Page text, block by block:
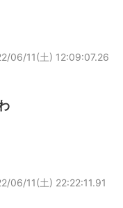
06/11(土) 12:09:07.26
06/11(土) 22:22:11.91